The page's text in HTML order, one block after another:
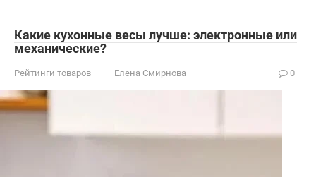
Какие кухонные весы лучше: электронные или
механические?
Рейтинги товаров Елена Смирнова 0